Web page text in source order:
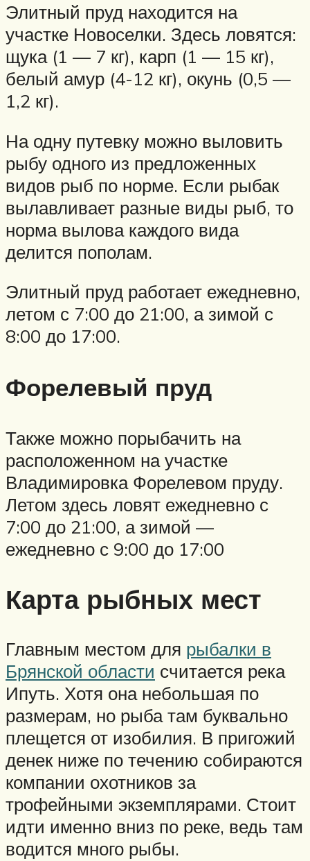
Элитный пруд находится на
участке Новоселки. Здесь ловятся:
щука (1 — 7 кг), карп (1 — 15 кг),
белый амур (4-12 кг), окунь (0,5 —
1,2 кг).
На одну путевку можно выловить
рыбу одного из предложенных
видов рыб по норме. Если рыбак
вылавливает разные виды рыб, то
норма вылова каждого вида
делится пополам.
Элитный пруд работает ежедневно,
летом с 7:00 до 21:00, а зимой с
8:00 до 17:00.
Форелевый пруд
Также можно порыбачить на
расположенном на участке
Владимировка Форелевом пруду.
Летом здесь ловят ежедневно с
7:00 до 21:00, а зимой —
ежедневно с 9:00 до 17:00
Карта рыбных мест
Главным местом для рыбалки в
Брянской области считается река
Ипуть. Хотя она небольшая по
размерам, но рыба там буквально
плещется от изобилия. В пригожий
денек ниже по течению собираются
компании охотников за
трофейными экземплярами. Стоит
идти именно вниз по реке, ведь там
водится много рыбы.